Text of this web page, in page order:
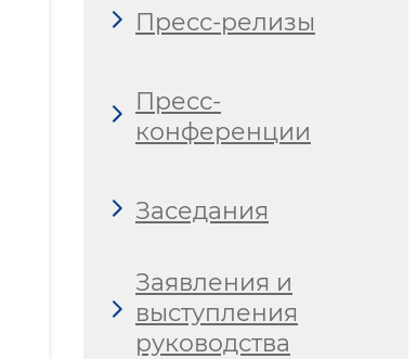
Пресс-релизы
Пресс-
конференции
Заседания
Заявления и
выступления
руководства